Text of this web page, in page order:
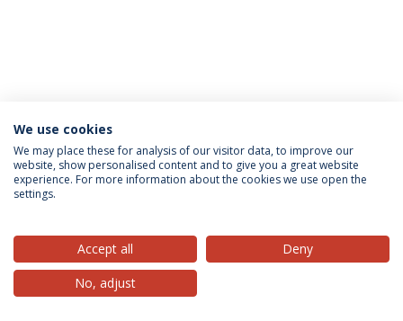
Privacy Policy Terms & Conditions Rights of Data Subjects
© 2026 Universidade Católica Portuguesa
We use cookies
We may place these for analysis of our visitor data, to improve our
website, show personalised content and to give you a great website
experience. For more information about the cookies we use open the
settings.
Accept all
Deny
No, adjust